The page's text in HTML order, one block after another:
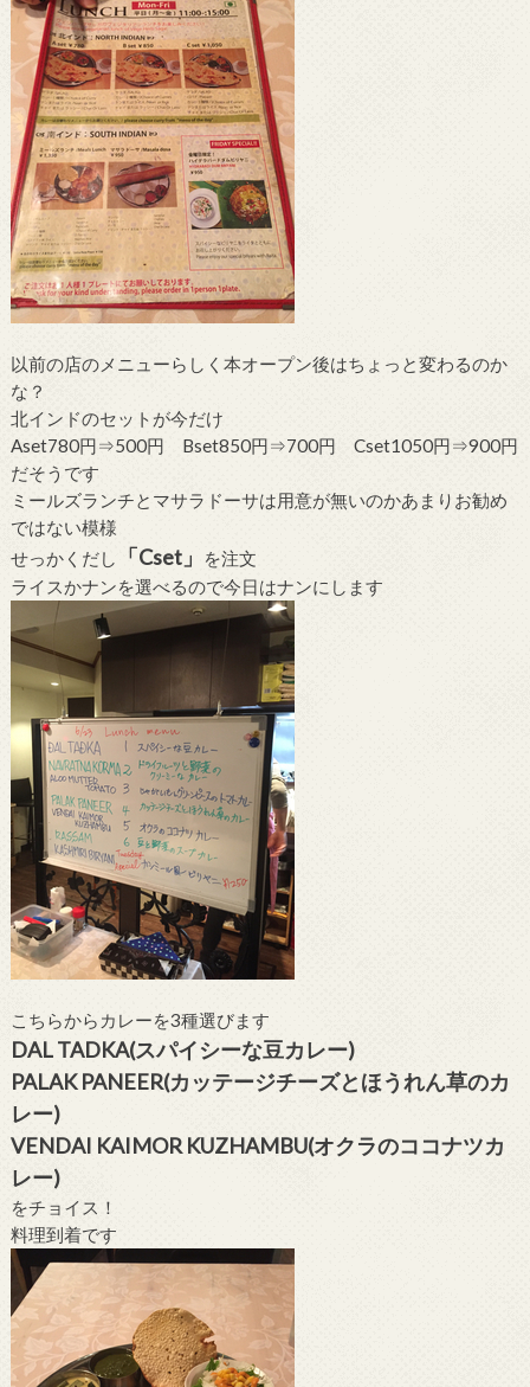
以前の店のメニューらしく本オープン後はちょっと変わるのか
な？
北インドのセットが今だけ
Aset780円⇒500円 Bset850円⇒700円 Cset1050円⇒900円
だそうです
ミールズランチとマサラドーサは用意が無いのかあまりお勧め
ではない模様
せっかくだし
「Cset」
を注文
ライスかナンを選べるので今日はナンにします
こちらからカレーを3種選びます
DAL TADKA(スパイシーな豆カレー)
PALAK PANEER(カッテージチーズとほうれん草のカ
レー)
VENDAI KAIMOR KUZHAMBU(オクラのココナツカ
レー)
をチョイス！
料理到着です